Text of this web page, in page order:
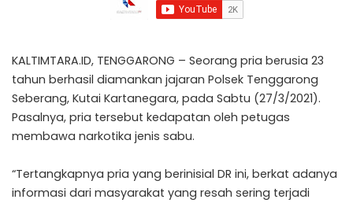
KALTIMTARA.ID, TENGGARONG – Seorang pria berusia 23
tahun berhasil diamankan jajaran Polsek Tenggarong
Seberang, Kutai Kartanegara, pada Sabtu (27/3/2021).
Pasalnya, pria tersebut kedapatan oleh petugas
membawa narkotika jenis sabu.
“Tertangkapnya pria yang berinisial DR ini, berkat adanya
informasi dari masyarakat yang resah sering terjadi